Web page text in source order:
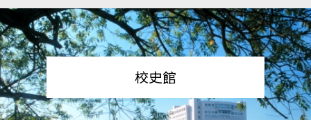
校史館